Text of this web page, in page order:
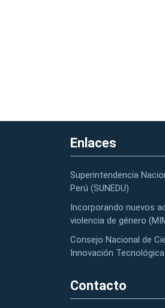
Enlaces
Superintendencia
Perú (SUNEDU)
Incorporando nuevos
violencia de género
Consejo Nacional de
Innovación Tecnológica
Contacto